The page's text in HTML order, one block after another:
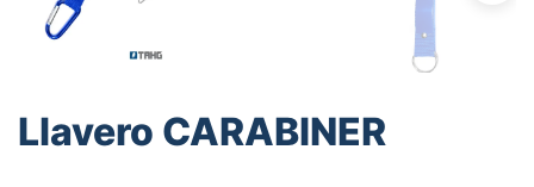
Llavero CARABINER